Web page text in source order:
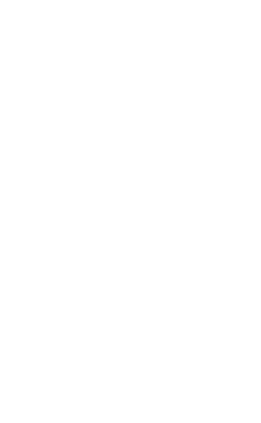
marketing stagionale. I
definizione.
dorata a un
del tavolo, creando
sessioni più